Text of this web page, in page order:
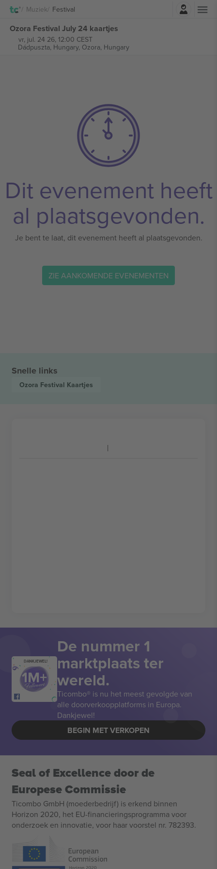
Muziek Festival
Ozora Festival July 24 kaartjes
vr, jul. 24 26, 12:00 CEST
Dádpuszta, Hungary, Ozora, Hungary
Dit evenement heeft
al plaatsgevonden.
Je bent te laat, dit evenement heeft al plaatsgevonden.
ZIE AANKOMENDE EVENEMENTEN
Snelle links
Ozora Festival Kaartjes
DANKJEWEL!
De nummer 1
marktplaats ter
wereld.
Ticombo® is nu het meest gevolgde van
alle doorverkoopplatforms in Europa.
Dankjewel!
BEGIN MET VERKOPEN
Seal of Excellence door de
Europese Commissie
Ticombo GmbH (moederbedrijf) is erkend binnen
Horizon 2020, het EU-financieringsprogramma voor
onderzoek en innovatie, voor haar voorstel nr. 782393.